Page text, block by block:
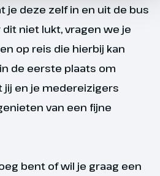
je deze zelf in en uit de bus
niet lukt, vragen we je
op reis die hierbij kan
de eerste plaats om
en je medereizigers
van een fijne
bent of wil je graag een